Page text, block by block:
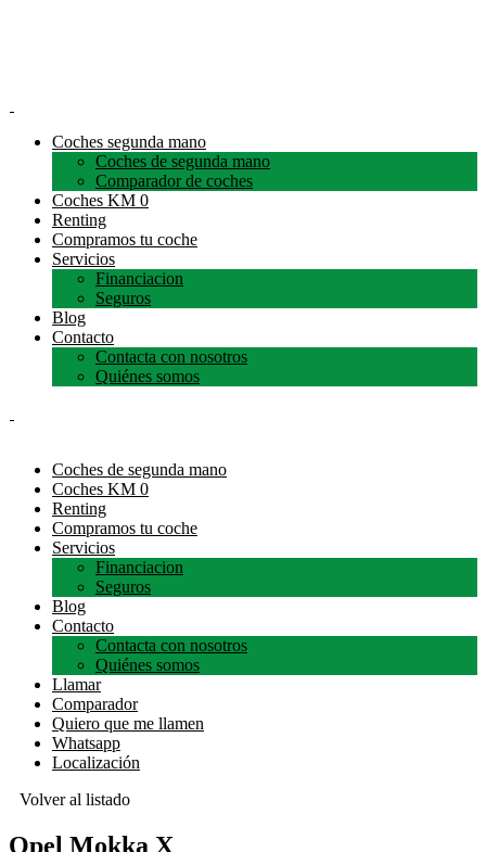
Coches segunda mano
Coches de segunda mano
Comparador de coches
Coches KM 0
Renting
Compramos tu coche
Servicios
Financiacion
Seguros
Blog
Contacto
Contacta con nosotros
Quiénes somos
Coches de segunda mano
Coches KM 0
Renting
Compramos tu coche
Servicios
Financiacion
Seguros
Blog
Contacto
Contacta con nosotros
Quiénes somos
Llamar
Comparador
Quiero que me llamen
Whatsapp
Localización
Volver al listado
Opel Mokka X